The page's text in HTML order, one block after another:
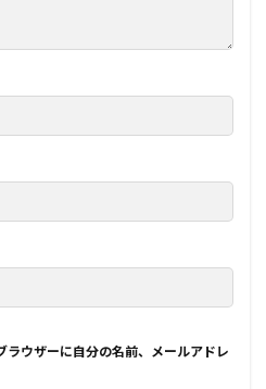
ラウザーに自分の名前、メールアドレ